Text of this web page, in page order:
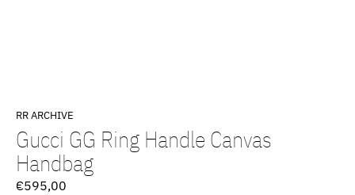
RR ARCHIVE
Gucci GG Ring Handle Canvas
Handbag
€595,00